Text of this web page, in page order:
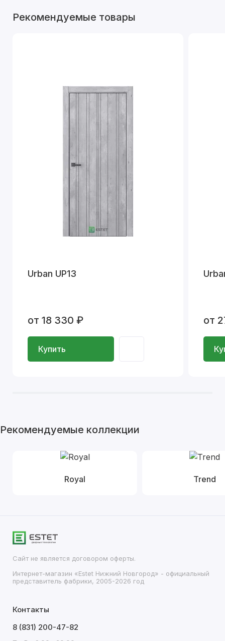
Рекомендуемые товары
Urban UP13
от 18 330 ₽
Купить
от
Рекомендуемые коллекции
Royal Trend
Сайт не является договором оферты.
Интернет-магазин «Estet Нижний Новгород» - официальный
представитель фабрики, 2005-2026 год
Контакты
8 (831) 200-47-82